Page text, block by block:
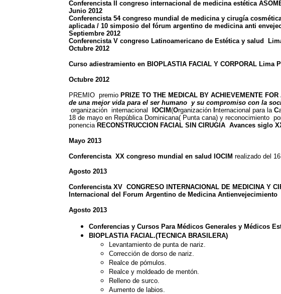
Conferencista II congreso internacional de medicina estética
Junio 2012
Conferencista 54 congreso mundial de medicina y cirugía
aplicada / 10 simposio del fórum argentino de medicina anti
Septiembre 2012
Conferencista V congreso Latinoamericano de Estética y salud
Octubre 2012
Curso adiestramiento en BIOPLASTIA FACIAL Y CORPORAL Lima
Octubre 2012
PREMIO premio PRIZE TO THE MEDICAL BY ACHIEVEMENTE
de una mejor vida para el ser humano y su compromiso con la
organización internacional
IOCIM(Organización nternacional para la C
18 de mayo en República Dominicana( Punta cana) y reconocimiento
ponenciaRECONSTRUCCION FACIAL SIN CIRUGIA Avances siglo
Mayo 2013
Conferencista XX congreso mundial en salud IOCIM realizado del
Agosto 2013
Conferencista XV CONGRESO INTERNACIONAL DE MEDICINA
Internacional del Forum Argentino de Medicina Antienvejecimiento
Agosto 2013
Conferencias y Cursos Para Médicos Generales y Médicos
BIOPLASTIA FACIAL.(TECNICA BRASILERA)
Levantamiento de punta de nariz.
Corrección de dorso de nariz.
Realce de pómulos.
Realce y moldeado de mentón.
Relleno de surco.
Aumento de labios.